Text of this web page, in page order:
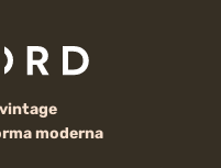
moderna